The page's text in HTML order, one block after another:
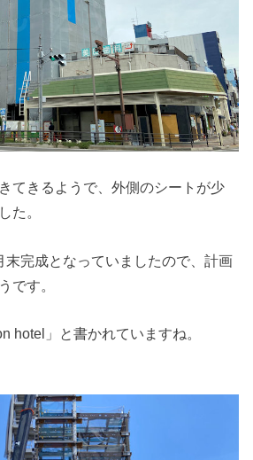
てきるようで、外側のシートが少
た。
末完成となっていましたので、計画
です。
hotel」と書かれていますね。